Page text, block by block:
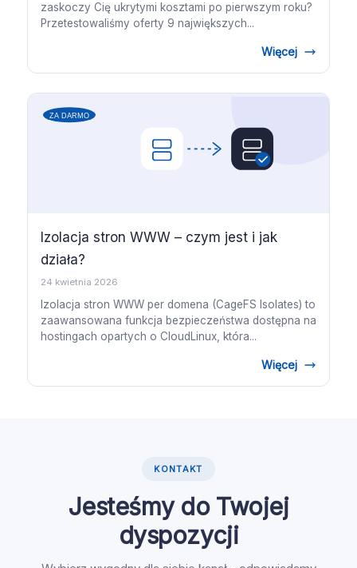
zaskoczy Cię ukrytymi kosztami po pierwszym roku?
Przetestowaliśmy oferty 9 największych...
Więcej
Izolacja stron WWW – czym jest i jak
działa?
24 kwietnia 2026
Izolacja stron WWW per domena (CageFS Isolates) to
zaawansowana funkcja bezpieczeństwa dostępna na
hostingach opartych o CloudLinux, która...
Więcej
KONTAKT
Jesteśmy do Twojej
dyspozycji